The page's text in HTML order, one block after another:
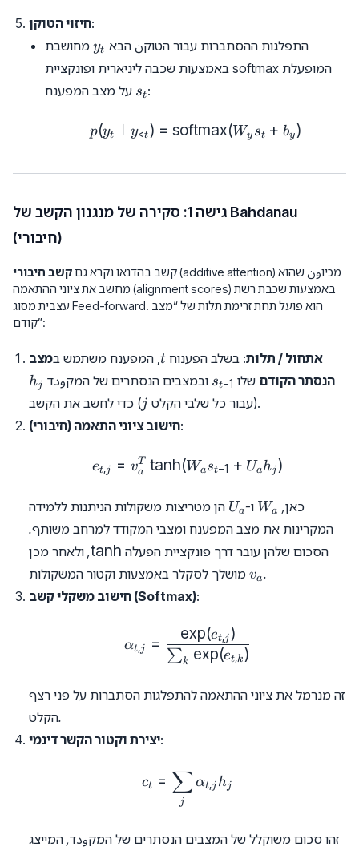
חיזוי הטוקן:
התפלגות ההסתברות עבור הטוקن הבא
y_t
yt
מחושבת
באמצעות שכבה ליניארית ופונקציית softmax המופעלת
s_t
st:
p(y_t | y_{<t}) =
p(yt ∣ y<t) = softmax(Wy st + by)
גישה 1: סקירה של מנגנון הקשב של Bahdanau
(חיבורי)
קשב בהדנאו נקרא גם קשב חיבורי
(additive attention) מכיוون שהוא
מחשב את ציוני ההתאמה (alignment scores) באמצעות שכבת רשת
עצבית מסוג Feed-forward. הוא פועל תחת זרימת תלות של “מצב
קודם”:
אתחול / תלות: בשלב הפענוח
t
t , המפענח משתמש במצב
הנסתר הקודם שלו
s_{t-
1}
st−1 ובמצבים הנסתרים של המקودד
h_j
hj
(עבור כל שלבי הקלט
j
j
) כדי לחשב את הקשב.
חישוב ציוני התאמה (חיבורי):
e_{t, j} = v_a^T
et,j = va
T tanh(Wast−1 + Uahj)
כאן,
W_a
Wa ו-
U_a
Ua
הן מטריצות משקולות הניתנות ללמידה
המקרינות את מצב המפענח ומצבי המקודד למרחב משותף.
הסכום שלהן עובר דרך פונקציית הפעלה
\tanh
tanh
, ולאחר מכן
v_a
va.
חישוב משקלי קשב (Softmax):
\alpha_{t, j} =
αt,j =
∑k exp(et,k)
exp(et,j)
זה מנרמל את ציוני ההתאמה להתפלגות הסתברות על פני רצף
הקלט.
יצירת וקטור הקשר דינמי:
c_t = \sum_j \alpha_{t, j}
ct =
j
∑αt,j hj
זהו סכום משוקלל של המצבים הנסתרים של המקودד, המייצג